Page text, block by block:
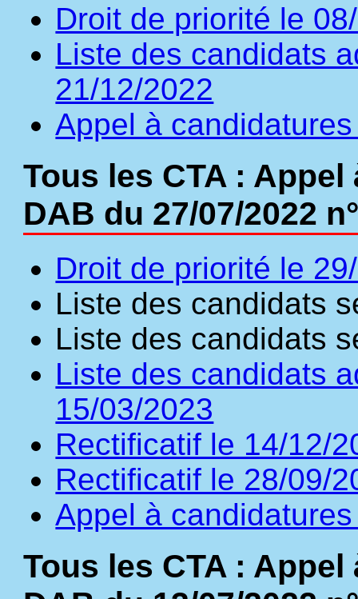
Droit de priorité le
Liste des candidats
21/12/2022
Appel à
Tous les CTA :
DAB du 27/07/2022
Droit de priorité le
Liste des candidats
Liste des candidats
Liste des candidats
15/03/2023
Rectificatif le 14/12/
Rectificatif le 28/09/
Appel à
Tous les CTA :